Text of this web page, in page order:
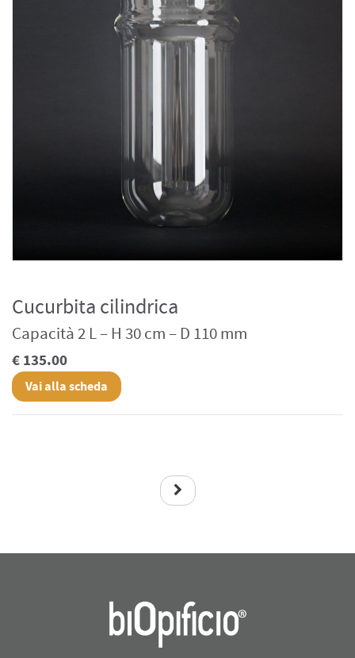
Cucurbita cilindrica
Capacità 2 L – H 30 cm – D 110 mm
€ 135.00
Vai alla scheda